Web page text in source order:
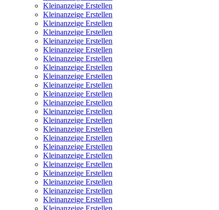
Kleinanzeige Erstellen
Kleinanzeige Erstellen
Kleinanzeige Erstellen
Kleinanzeige Erstellen
Kleinanzeige Erstellen
Kleinanzeige Erstellen
Kleinanzeige Erstellen
Kleinanzeige Erstellen
Kleinanzeige Erstellen
Kleinanzeige Erstellen
Kleinanzeige Erstellen
Kleinanzeige Erstellen
Kleinanzeige Erstellen
Kleinanzeige Erstellen
Kleinanzeige Erstellen
Kleinanzeige Erstellen
Kleinanzeige Erstellen
Kleinanzeige Erstellen
Kleinanzeige Erstellen
Kleinanzeige Erstellen
Kleinanzeige Erstellen
Kleinanzeige Erstellen
Kleinanzeige Erstellen
Kleinanzeige Erstellen